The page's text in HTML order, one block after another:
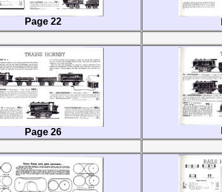
Page 22
Page 26